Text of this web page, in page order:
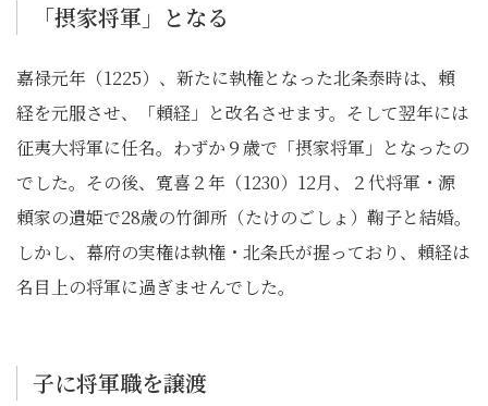
「摂家将軍」となる
嘉禄元年（1225）、新たに執権となった北条泰時は、頼
経を元服させ、「頼経」と改名させます。そして翌年には
征夷大将軍に任名。わずか９歳で「摂家将軍」となったの
でした。その後、寛喜２年（1230）12月、２代将軍・源
頼家の遺姫で28歳の竹御所（たけのごしょ）鞠子と結婚。
しかし、幕府の実権は執権・北条氏が握っており、頼経は
名目上の将軍に過ぎませんでした。
子に将軍職を譲渡